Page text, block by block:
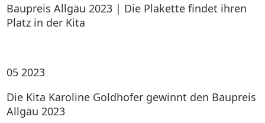
Baupreis Allgäu 2023 | Die Plakette findet ihren
Platz in der Kita
05 2023
Die Kita Karoline Goldhofer gewinnt den Baupreis
Allgäu 2023